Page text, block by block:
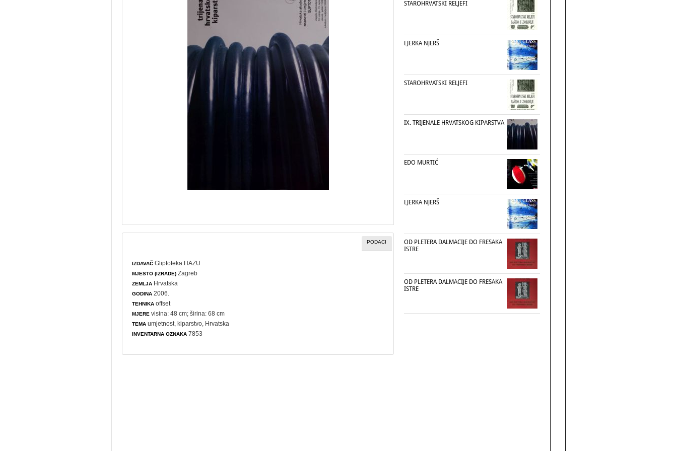
PODACI
IZDAVAČ Gliptoteka HAZU
MJESTO (IZRADE) Zagreb
ZEMLJA Hrvatska
GODINA 2006.
TEHNIKA offset
MJERE visina: 48 cm; širina: 68 cm
TEMA umjetnost ,kiparstvo , Hrvatska
INVENTARNA OZNAKA 7853
STAROHRVATSKI RELJEFI
LJERKA NJERŠ
STAROHRVATSKI RELJEFI
IX. TRIJENALE HRVATSKOG KIPARSTVA
EDO MURTIĆ
LJERKA NJERŠ
OD PLETERA DALMACIJE DO FRESAKA
ISTRE
OD PLETERA DALMACIJE DO FRESAKA
ISTRE